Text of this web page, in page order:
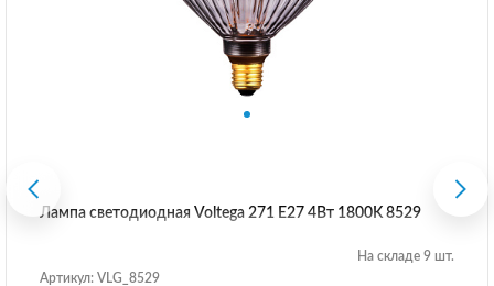
Лампа светодиодная Voltega 271 E27 4Вт 1800K 8529
На складе 9 шт.
Артикул: VLG_8529